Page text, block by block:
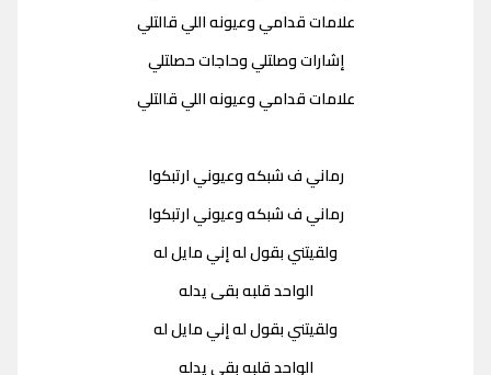
علامات قدامي وعيونه اللي قالتلي
إشارات وصلتلي وحاجات حصلتلي
علامات قدامي وعيونه اللي قالتلي
رماني ف شبكه وعيوني ارتبكوا
رماني ف شبكه وعيوني ارتبكوا
ولقيتني بقول له إني مايل له
الواحد قلبه بقى يدله
ولقيتني بقول له إني مايل له
الواحد قلبه بقى يدله